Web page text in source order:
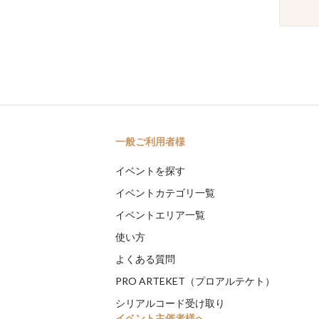
一般ご利用者様
イベントを探す
イベントカテゴリ一覧
イベントエリア一覧
使い方
よくある質問
PRO ARTEKET（プロアルテケト）
シリアルコード受け取り